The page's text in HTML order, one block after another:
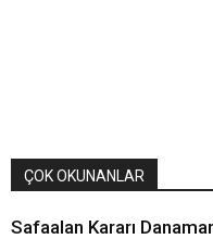
ÇOK OKUNANLAR
Safaalan Kararı